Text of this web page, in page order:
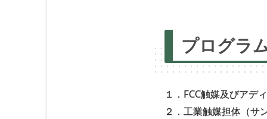
プログラ
１．FCC触媒及びアデ
２．工業触媒担体（サ